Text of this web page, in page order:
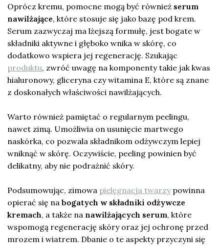
Oprócz kremu, pomocne mogą być również serum
nawilżające, które stosuje się jako bazę pod krem.
Serum zazwyczaj ma lżejszą formułę, jest bogate w
składniki aktywne i głęboko wnika w skórę, co
dodatkowo wspiera jej regenerację. Szukając
produktu, zwróć uwagę na komponenty takie jak kwas
hialuronowy, gliceryna czy witamina E, które są znane
z doskonałych właściwości nawilżających.
Warto również pamiętać o regularnym peelingu,
nawet zimą. Umożliwia on usunięcie martwego
naskórka, co pozwala składnikom odżywczym lepiej
wniknąć w skórę. Oczywiście, peeling powinien być
delikatny, aby nie podrażnić skóry.
Podsumowując, zimowa pielęgnacja twarzypowinna
opierać się na bogatych w składniki odżywcze
kremach, a także na nawilżających serum, które
wspomogą regenerację skóry oraz jej ochronę przed
mrozem i wiatrem. Dbanie o te aspekty przyczyni się